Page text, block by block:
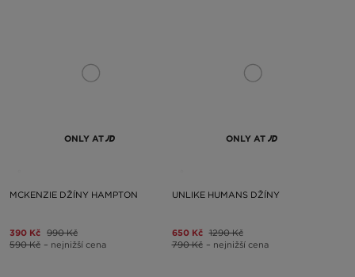
ONLY AT
MCKENZIE DŽÍNY HAMPTON
390 Kč 990 Kč
590 Kč – nejnižší cena
ONLY AT
UNLIKE HUMANS DŽÍNY
650 Kč 1290 Kč
790 Kč – nejnižší cena